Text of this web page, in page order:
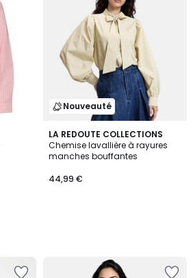
Nouveauté
LA REDOUTE COLLECTIONS
Chemise lavallière à rayures
manches bouffantes
44,99 €